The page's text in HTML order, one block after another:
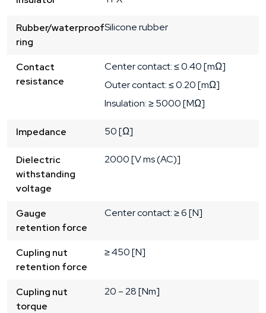
Rubber/waterproof
ring
Silicone rubber
Contact
resistance
Center contact: ≤ 0.40 [mΩ]
Outer contact: ≤ 0.20 [mΩ]
Insulation: ≥ 5000 [MΩ]
Impedance 50 [Ω]
Dielectric
withstanding
voltage
2000[V ms (AC)]
Gauge
retention force
Center contact: ≥ 6 [N]
Cupling nut
retention force
≥ 450 [N]
Cupling nut
torque
20 – 28 [Nm]